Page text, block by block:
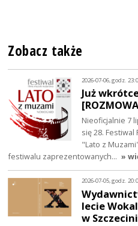
Zobacz także
2026-07-06, godz.
Już
Nieoficjalnie 7
się 28.
"Lato z
festiwalu zaprezentowanych… »
2026-07-05, godz.
lecie
w